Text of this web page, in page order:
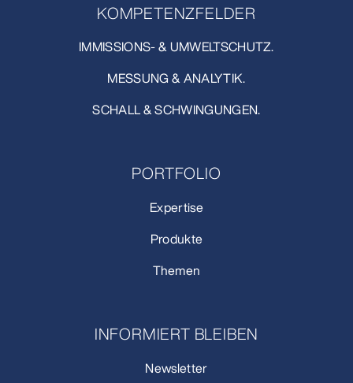
KOMPETENZFELDER
IMMISSIONS- & UMWELTSCHUTZ.
MESSUNG & ANALYTIK.
SCHALL & SCHWINGUNGEN.
PORTFOLIO
Expertise
Produkte
Themen
INFORMIERT BLEIBEN
Newsletter